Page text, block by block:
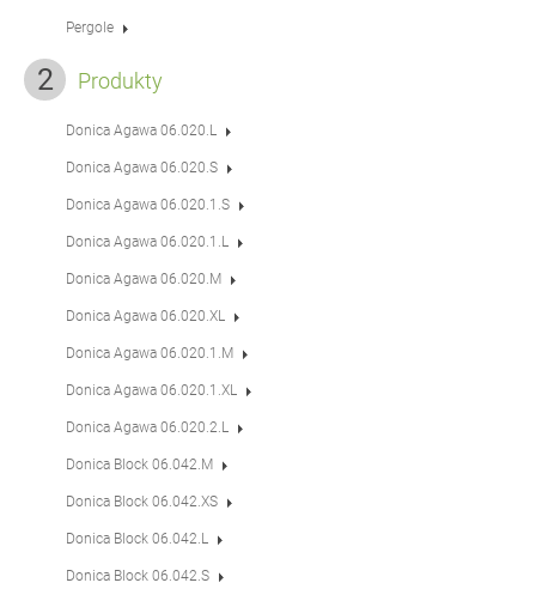
Pergole
Produkty
Donica Agawa 06.020.L
Donica Agawa 06.020.S
Donica Agawa 06.020.1.S
Donica Agawa 06.020.1.L
Donica Agawa 06.020.M
Donica Agawa 06.020.XL
Donica Agawa 06.020.1.M
Donica Agawa 06.020.1.XL
Donica Agawa 06.020.2.L
Donica Block 06.042.M
Donica Block 06.042.XS
Donica Block 06.042.L
Donica Block 06.042.S